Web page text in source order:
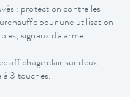
: protection contre les
pour une utilisation
signaux d'alarme
affichage clair sur deux
à 3 touches.